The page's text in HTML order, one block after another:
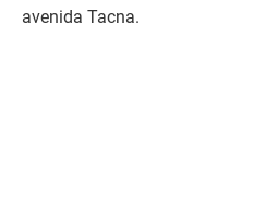
avenida Tacna.